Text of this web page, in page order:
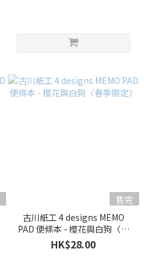
售完
古川紙工 4 designs MEMO
PAD 便條本 - 櫻花與白狗〈春
季限定〉
HK$28.00